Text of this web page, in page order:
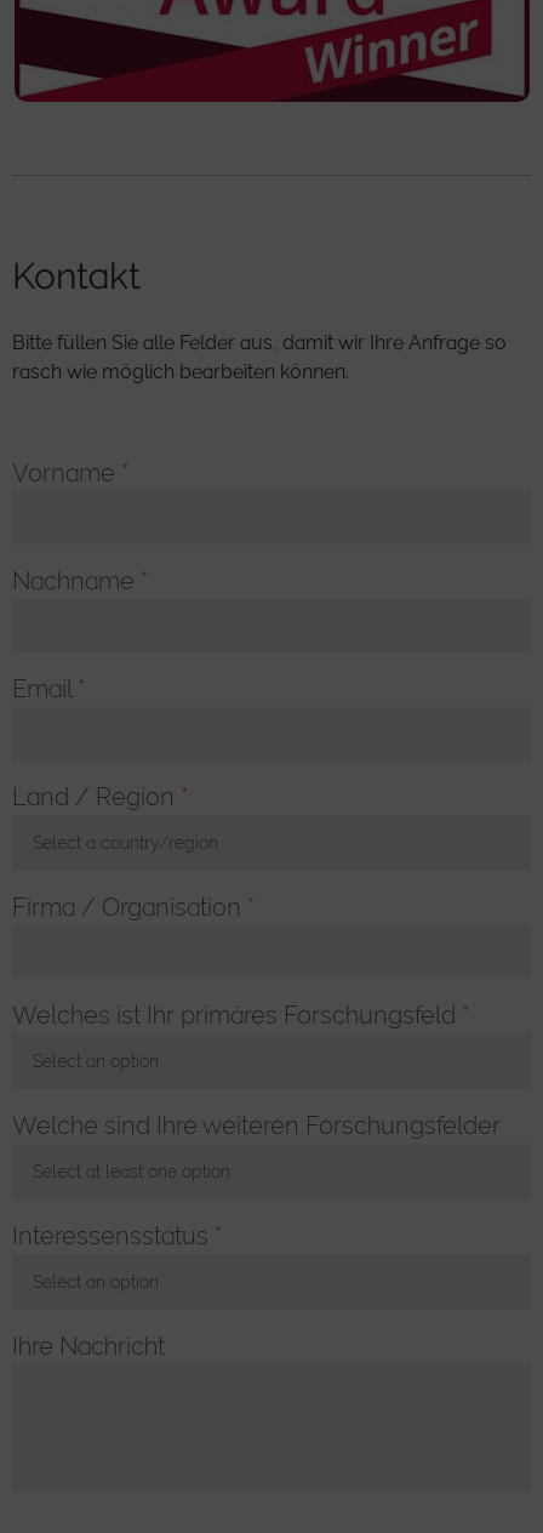
Kontakt
Bitte füllen Sie alle Felder aus, damit wir Ihre Anfrage so
rasch wie möglich bearbeiten können.
Vorname *
Nachname *
Email *
Land / Region *
Select a country/region
Firma / Organisation *
Welches ist Ihr primäres Forschungsfeld *
Select an option
Welche sind Ihre weiteren Forschungsfelder
Select at least one option
Interessensstatus *
Select an option
Ihre Nachricht